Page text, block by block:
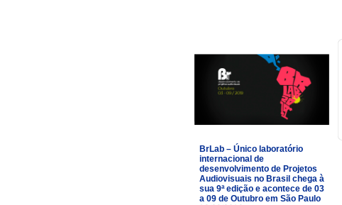
BrLab – Único laboratório
internacional de
desenvolvimento de Projetos
Audiovisuais no Brasil chega à
sua 9ª edição e acontece de 03
a 09 de Outubro em São Paulo